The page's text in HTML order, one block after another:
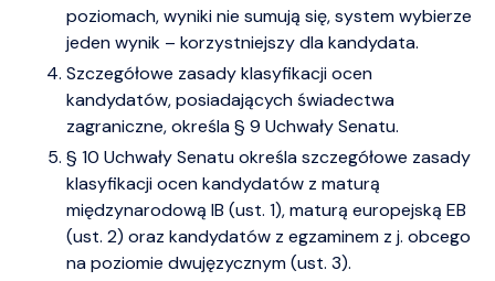
poziomach, wyniki nie sumują się, system wybierze
jeden wynik – korzystniejszy dla kandydata.
Szczegółowe zasady klasyfikacji ocen
kandydatów, posiadających świadectwa
zagraniczne, określa § 9 Uchwały Senatu.
§ 10 Uchwały Senatu określa szczegółowe zasady
klasyfikacji ocen kandydatów z maturą
międzynarodową IB (ust. 1), maturą europejską EB
(ust. 2) oraz kandydatów z egzaminem z j. obcego
na poziomie dwujęzycznym (ust. 3).